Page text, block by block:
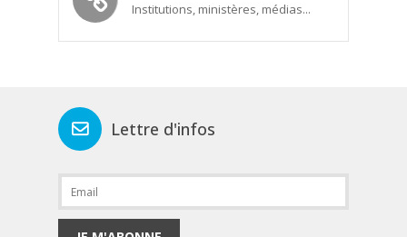
Institutions, ministères, médias...
Lettre d'infos